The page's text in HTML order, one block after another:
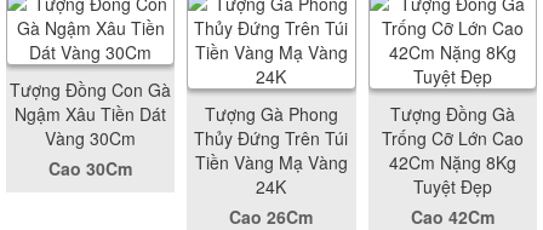
Tượng Đồng Con Gà
Ngậm Xâu Tiền Dát
Vàng 30Cm
Cao 30Cm
Tượng Gà Phong
Thủy Đứng Trên Túi
Tiền Vàng Mạ Vàng
24K
Cao 26Cm
Tượng Đồng Gà
Trống Cỡ Lớn Cao
42Cm Nặng 8Kg
Tuyệt Đẹp
Cao 42Cm